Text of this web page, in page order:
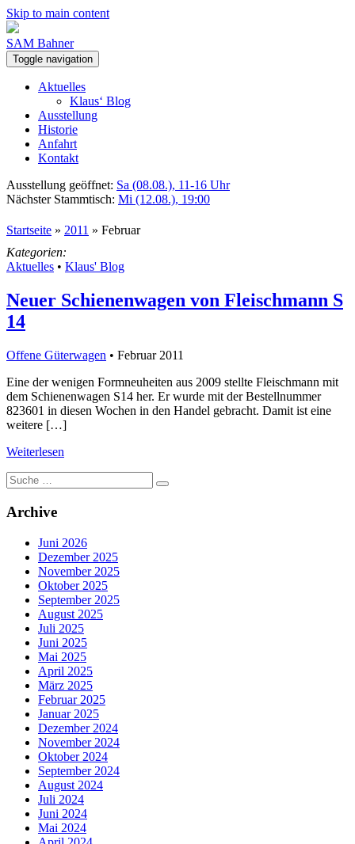
Skip to main content
SAM Bahner
Toggle navigation
Aktuelles
Klaus‘ Blog
Ausstellung
Historie
Anfahrt
Kontakt
Ausstellung geöffnet: Sa (08.08.), 11-16 Uhr
Nächster Stammtisch: Mi (12.08.), 19:00
Startseite » 2011 » Februar
Kategorien:
Aktuelles • Klaus' Blog
Neuer Schienenwagen von Fleischmann S
14
Offene Güterwagen • Februar 2011
Eine der wenigen Formneuheiten aus 2009 stellte Fleischmann mit
dem Schienenwagen S14 her. Er wurde mit der Bestellnummer
823601 in diesen Wochen in den Handel gebracht. Damit ist eine
weitere […]
Weiterlesen
Suche
nach:
Archive
Juni 2026
Dezember 2025
November 2025
Oktober 2025
September 2025
August 2025
Juli 2025
Juni 2025
Mai 2025
April 2025
März 2025
Februar 2025
Januar 2025
Dezember 2024
November 2024
Oktober 2024
September 2024
August 2024
Juli 2024
Juni 2024
Mai 2024